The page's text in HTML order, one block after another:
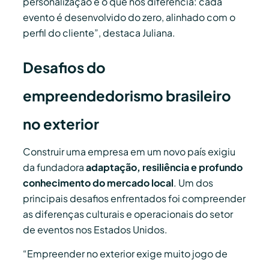
evento é desenvolvido do zero, alinhado com o
perfil do cliente”, destaca Juliana.
Desafios do
empreendedorismo brasileiro
no exterior
Construir uma empresa em um novo país exigiu
da fundadoraadaptação, resiliência e profundo
conhecimento do mercado local. Um dos
principais desafios enfrentados foi compreender
as diferenças culturais e operacionais do setor
de eventos nos Estados Unidos.
“Empreender no exterior exige muito jogo de